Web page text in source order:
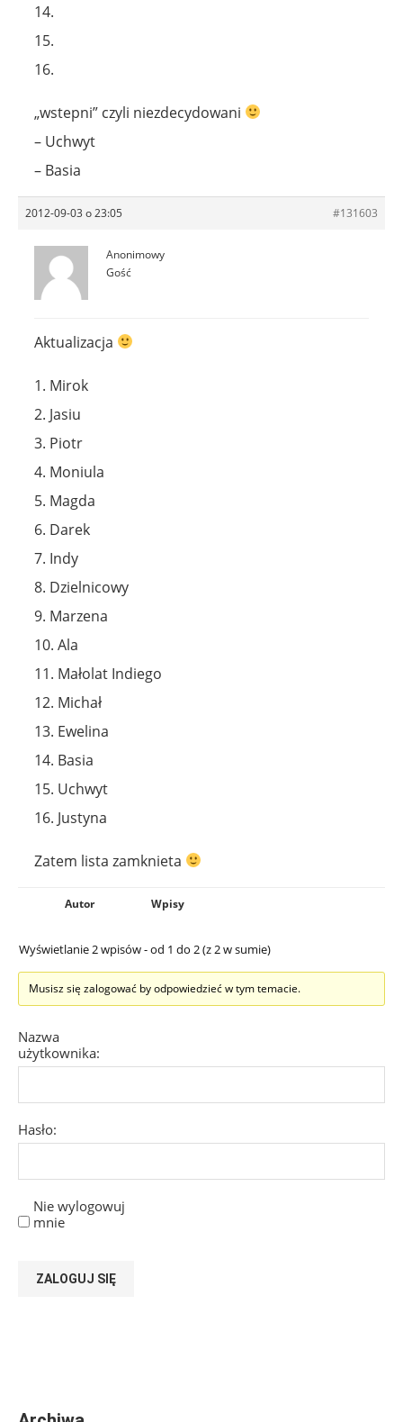
14.
15.
16.
„wstepni” czyli niezdecydowani
– Uchwyt
– Basia
2012-09-03 o 23:05 #131603
Anonimowy
Gość
Aktualizacja
1. Mirok
2. Jasiu
3. Piotr
4. Moniula
5. Magda
6. Darek
7. Indy
8. Dzielnicowy
9. Marzena
10. Ala
11. Małolat Indiego
12. Michał
13. Ewelina
14. Basia
15. Uchwyt
16. Justyna
Zatem lista zamknieta
Autor Wpisy
Wyświetlanie 2 wpisów - od 1 do 2 (z 2 w sumie)
Musisz się zalogować by odpowiedzieć w tym temacie.
Nazwa
użytkownika:
Hasło:
Nie wylogowuj
mnie
ZALOGUJ SIĘ